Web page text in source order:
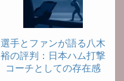
選手とファンが語る八木
裕の評判：日本ハム打撃
コーチとしての存在感